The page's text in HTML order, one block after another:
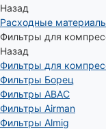
Назад
Расходные
Фильтры для
Назад
Фильтры для
Фильтры Борец
Фильтры ABAC
Фильтры Airman
Фильтры Almig